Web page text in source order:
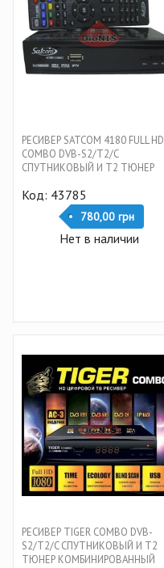
РЕСИВЕР SATCOM 4180 FULL HD
COMBO DVB-S2/T2/C
СПУТНИКОВЫЙ И Т2 ТЮНЕР
Код: 43785
780,00 грн
Нет в наличии
РЕСИВЕР TIGER COMBO DVB-
S2/T2/C СПУТНИКОВЫЙ И Т2
ТЮНЕР КОМБИНИРОВАННЫЙ